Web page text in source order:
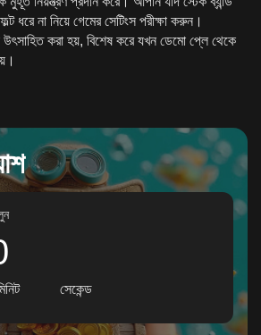
ধরে না নিয়ে গেমের সেটিংস পরীক্ষা করুন।
উৎসাহিত করা হয়, বিশেষ করে যখন ডেমো প্লে থেকে
সেকেন্ড